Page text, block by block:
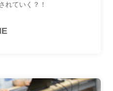
れていく？！